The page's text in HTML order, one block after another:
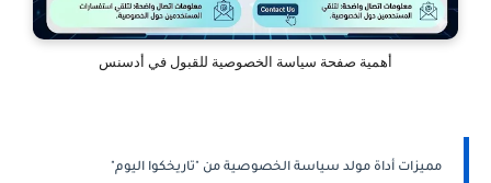
أهمية صفحة سياسة الخصوصية للقبول في أدسنس
مميزات أداة مولد سياسة الخصوصية من "تاريخكوا اليوم"